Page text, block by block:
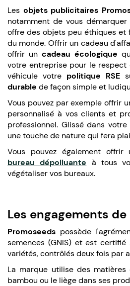
Les objets publicitaires
notamment de vous
offre des objets peu éthiques et
du monde. Offrir un cadeau
offrir un cadeau écologique
votre entreprise pour le respect
véhicule votre politique RSE
durable de façon simple et
Vous pouvez par exemple offrir
personnalisé à vos clients et
professionnel. Glissé dans
une touche de nature qui fera
Vous pouvez également offrir
bureau dépolluante à tous
végétaliser vos bureaux.
Les engagements
Promoseeds possède
semences (GNIS) et est
variétés, contrôlés deux fois par
La marque utilise des matières
bambou ou le liège dans ses